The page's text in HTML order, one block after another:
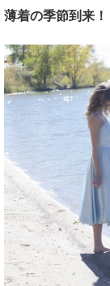
薄着の季節到来！